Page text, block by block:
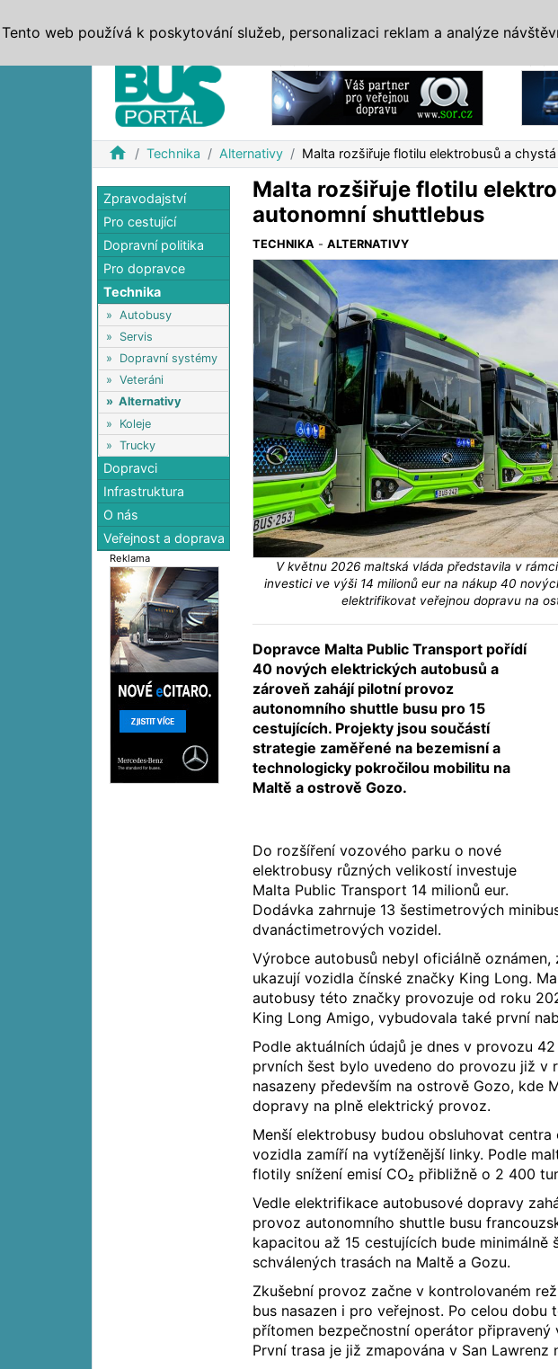
home Technika Alternativy Malta rozšiřuje flotilu elektrobusů a
Zpravodajství
Pro cestující
Dopravní politika
Pro dopravce
Technika
» Autobusy
» Servis
» Dopravní systémy
» Veteráni
» Alternativy
» Koleje
» Trucky
Dopravci
Infrastruktura
O nás
Veřejnost a doprava
Reklama
Malta rozšiřuje flotilu
autonomní shuttlebus
TECHNIKA -ALTERNATIVY
V květnu 2026 maltská vláda představila v
investici ve výši 14 milionů eur na nákup 40
elektrifikovat veřejnou dopravu na
Dopravce Malta Public Transport pořídí
40 nových elektrických autobusů a
zároveň zahájí pilotní provoz
autonomního shuttle busu pro 15
cestujících. Projekty jsou součástí
strategie zaměřené na bezemisní a
technologicky pokročilou mobilitu na
Maltě a ostrově Gozo.
Do rozšíření vozového parku o nové
elektrobusy různých velikostí investuje
Malta Public Transport 14 milionů eur.
Dodávka zahrnuje 13 šestimetrových
dvanáctimetrových vozidel.
Výrobce autobusů nebyl oficiálně
ukazují vozidla čínské značky King Long.
autobusy této značky provozuje od roku
King Long Amigo, vybudovala také první
Podle aktuálních údajů je dnes v provozu
prvních šest bylo uvedeno do provozu již v
nasazeny především na ostrově Gozo, kde
dopravy na plně elektrický provoz.
Menší elektrobusy budou obsluhovat
vozidla zamíří na vytíženější linky. Podle
flotily snížení emisí CO₂ přibližně o 2 400
Vedle elektrifikace autobusové dopravy
provoz autonomního shuttle busu
kapacitou až 15 cestujících bude minimálně
schválených trasách na Maltě a Gozu.
Zkušební provoz začne v kontrolovaném
bus nasazen i pro veřejnost. Po celou dobu
přítomen bezpečnostní operátor
První trasa je již zmapována v San Lawrenz
Tento web používá k poskytování služeb, personalizaci reklam a analýze